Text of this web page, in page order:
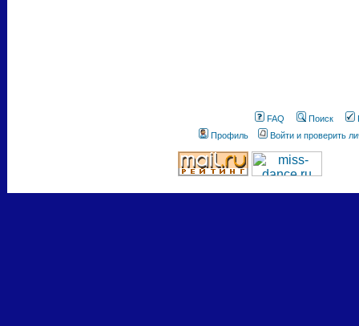
FAQ Поиск
Профиль
Войти и проверить